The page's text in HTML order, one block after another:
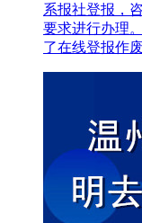
系报社登报，
要求进行办理
了在线登报作